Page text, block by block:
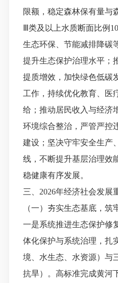
限额，稳定森林保有量与
类及以上水质断面比例
生态环保、节能减排降碳
提升生态保护治理水平；
提质增效，加快绿色低碳
工作，持续优化教育、医
给； 推动居民收入与经济
环境综合整治，严管严控
建设 ； 坚决守牢安全生产
线，不断提升基层治理效
稳健康有序发展。
三、 2026年经济社会发展
（一）夯实生态基底，筑
一是系统推进生态保护修
体化保护与系统治理，扎
境、水生态、水资源）与
抗旱）。高标准完成黄河